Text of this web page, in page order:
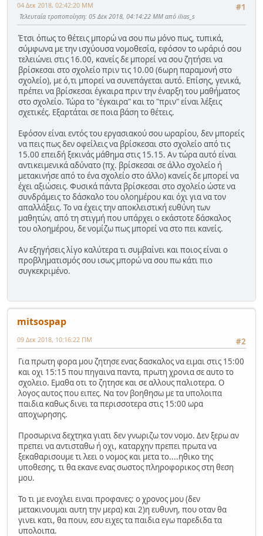
#1
04 Δεκ 2018, 02:42:20 ΜΜ
Τελευταία τροποποίηση: 05 Δεκ 2018, 04:14:22 ΜΜ από ilias_s
Έτσι όπως το θέτεις μπορώ να σου πω μόνο πως, τυπικά,
σύμφωνα με την ισχύουσα νομοθεσία, εφόσον το ωράριό σου
τελειώνει στις 16.00, κανείς δε μπορεί να σου ζητήσει να
βρίσκεσαι στο σχολείο πριν τις 10.00 (6ωρη παραμονή στο
σχολείο), με ό,τι μπορεί να συνεπάγεται αυτό. Επίσης, γενικά,
πρέπει να βρίσκεσαι έγκαιρα πριν την έναρξη του μαθήματος
στο σχολείο. Τώρα το "έγκαιρα" και το "πριν" είναι λέξεις
σχετικές. Εξαρτάται σε ποια βάση το θέτεις.
Εφόσον είναι εντός του εργασιακού σου ωραρίου, δεν μπορείς
να πεις πως δεν οφείλεις να βρίσκεσαι στο σχολείο από τις
15.00 επειδή ξεκινάς μάθημα στις 15.15. Αν τώρα αυτό είναι
αντικειμενικά αδύνατο (πχ. βρίσκεσαι σε άλλο σχολείο ή
μετακινήσε από το ένα σχολείο στο άλλο) κανείς δε μπορεί να
έχει αξιώσεις. Φυσικά πάντα βρίσκεσαι στο σχολείο ώστε να
συνδράμεις το δάσκαλο του ολοημέρου και όχι για να τον
απαλλάξεις. Το να έχεις την αποκλειστική ευθύνη των
μαθητών, από τη στιγμή που υπάρχει ο εκάστοτε δάσκαλος
του ολοημέρου, δε νομίζω πως μπορεί να στο πει κανείς.
Αν εξηγήσεις λίγο καλύτερα τι συμβαίνει και ποιος είναι ο
προβληματισμός σου ισως μπορώ να σου πω κάτι πιο
συγκεκριμένο.
mitsospap
#2
09 Δεκ 2018, 10:16:22 ΠΜ
Για πρωτη φορα μου ζητησε ενας δασκαλος να ειμαι στις 15:00
και οχι 15:15 που πηγαινα παντα, πρωτη χρονια σε αυτο το
σχολειο. Εμαθα οτι το ζητησε και σε αλλους παλιοτερα. Ο
λογος αυτος που ειπες. Να τον βοηθησω με τα υπολοιπα
παιδια καθως δινει τα περισσοτερα στις 15:00 ωρα
αποχωρησης.
Προσωρινα δεχτηκα γιατι δεν γνωριζω τον νομο. Δεν ξερω αν
πρεπει να αντισταθω ή οχι, καταρχην πρεπει πρωτα να
ξεκαθαρισουμε τι λεει ο νομος και μετα το....ηθικο της
υποθεσης, τι θα εκανε ενας σωστος πληροφορικος στη θεση
μου.
Το τι με ενοχλει ειναι προφανες: ο χρονος μου (δεν
μετακινουμαι αυτη την μερα) και 2)η ευθυνη, που οταν θα
γινει κατι, θα πουν, εσυ ειχες τα παιδια εγω παρεδιδα τα
υπολοιπα.